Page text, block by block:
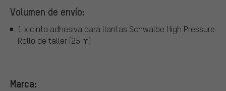
Volumen de envío:
1 x cinta adhesiva para llantas Schwalbe High Pressure
Rollo de taller (25 m)
Marca: